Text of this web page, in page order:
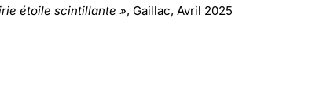
étoile scintillante », Gaillac, Avril 2025